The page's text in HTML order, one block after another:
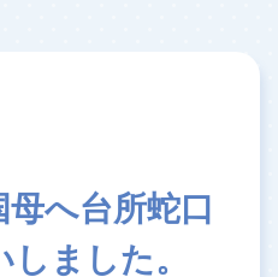
へ台所蛇口
ました。